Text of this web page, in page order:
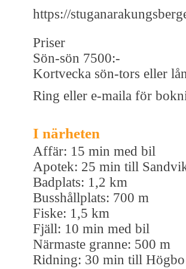
https://
Priser
Sön-sön 7500:-
Kortvecka sön-tors eller
Ring eller e-maila för
I närheten
Affär: 15 min med bil
Apotek: 25 min till
Badplats: 1,2 km
Busshållplats: 700 m
Fiske: 1,5 km
Fjäll: 10 min med bil
Närmaste granne: 500 m
Ridning: 30 min till